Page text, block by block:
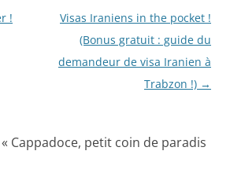
!
Visas Iraniens in the pocket !
(Bonus gratuit : guide du
demandeur de visa Iranien à
Trabzon !) →
Cappadoce, petit coin de paradis